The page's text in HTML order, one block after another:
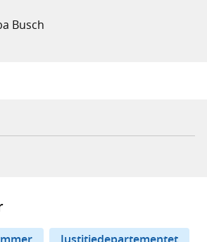
Busch
webbplats,
postklient,